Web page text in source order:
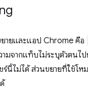
ายและแอป Chrome คือ
มจากแท็บไม่ระบุตัวตนไ
นี้ไม่ได้ ส่วนขยายที่ใช้โห